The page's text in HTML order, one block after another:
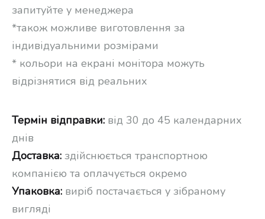
запитуйте у менеджера
*також можливе виготовлення за
індивідуальними розмірами
* кольори на екрані монітора можуть
відрізнятися від реальних
Термін відправки: від 30 до 45 календарних
днів
Доставка: здійснюється транспортною
компанією та оплачується окремо
Упаковка: виріб постачається у зібраному
вигляді